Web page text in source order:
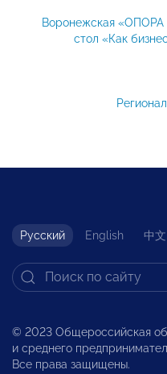
Воронежская
стол «Как
Русский English 中文
© 2023 Общероссийская
и среднего
Все права защищены.